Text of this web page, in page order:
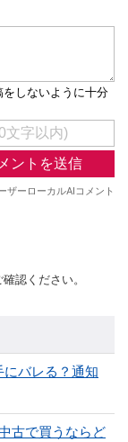
認ください。
にバレる？通知
古で買うならど